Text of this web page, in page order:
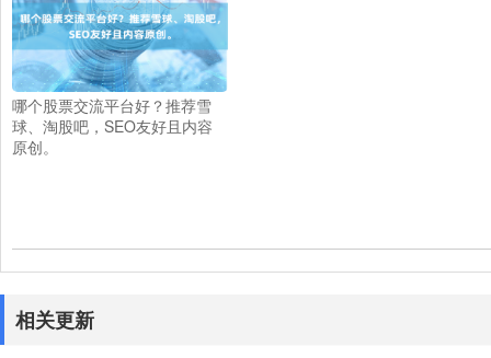
哪个股票交流平台好？推荐雪
球、淘股吧，SEO友好且内容
原创。
相关更新